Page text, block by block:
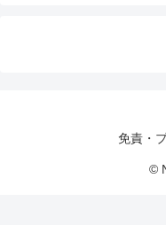
免責・
©